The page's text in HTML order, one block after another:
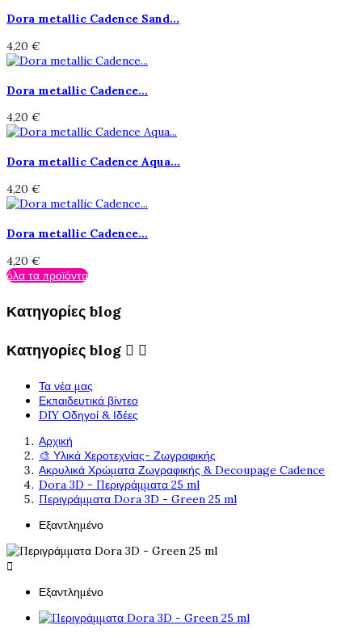
Dora metallic Cadence Sand...
4,20 €
Dora metallic Cadence...
4,20 €
Dora metallic Cadence Aqua...
4,20 €
Dora metallic Cadence...
4,20 €
όλα τα προϊόντα
Κατηγορίες blog
Κατηγορίες blog  
Τα νέα μας
Εκπαιδευτικά βίντεο
DIY Οδηγοί & Ιδέες
Αρχική
🎨 Υλικά Χεροτεχνίας- Ζωγραφικής
Ακρυλικά Χρώματα Ζωγραφικής & Decoupage Cadence
Dora 3D - Περιγράμματα 25 ml
Περιγράμματα Dora 3D - Green 25 ml
Εξαντλημένο

Εξαντλημένο